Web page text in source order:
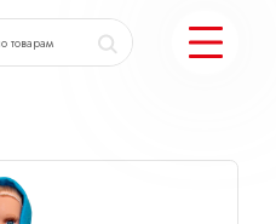
Внученька